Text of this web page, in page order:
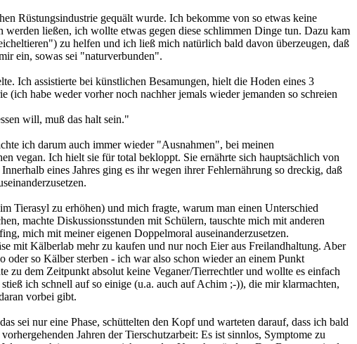
Rüstungsindustrie gequält wurde. Ich bekomme von so etwas keine
ließen, ich wollte etwas gegen diese schlimmen Dinge tun. Dazu kam
zu helfen und ich ließ mich natürlich bald davon überzeugen, daß
ein, sowas sei "naturverbunden".
Ich assistierte bei künstlichen Besamungen, hielt die Hoden eines 3
habe weder vorher noch nachher jemals wieder jemanden so schreien
will, muß das halt sein."
ich darum auch immer wieder "Ausnahmen", bei meinen
vegan. Ich hielt sie für total bekloppt. Sie ernährte sich hauptsächlich von
eines Jahres ging es ihr wegen ihrer Fehlernährung so dreckig, daß
Tierasyl zu erhöhen) und mich fragte, warum man einen Unterschied
machte Diskussionsstunden mit Schülern, tauschte mich mit anderen
mich mit meiner eigenen Doppelmoral auseinanderzusetzen.
mit Kälberlab mehr zu kaufen und nur noch Eier aus Freilandhaltung. Aber
oder so Kälber sterben - ich war also schon wieder an einem Punkt
zu dem Zeitpunkt absolut keine Veganer/Tierrechtler und wollte es einfach
ich schnell auf so einige (u.a. auch auf Achim ;-)), die mir klarmachten,
vorbei gibt.
sei nur eine Phase, schüttelten den Kopf und warteten darauf, dass ich bald
Jahren der Tierschutzarbeit: Es ist sinnlos, Symptome zu